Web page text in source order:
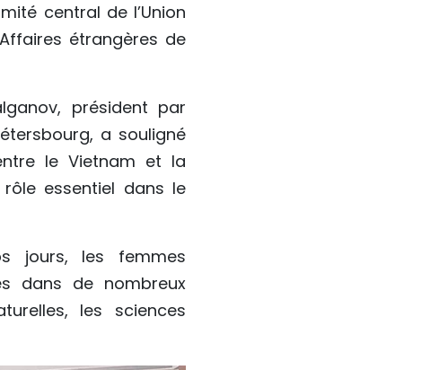
central de l’Union
étrangères de
président par
a souligné
le Vietnam et la
essentiel dans le
jours, les femmes
dans de nombreux
les sciences